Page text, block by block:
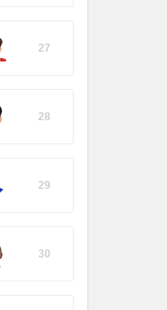
27
28
29
30